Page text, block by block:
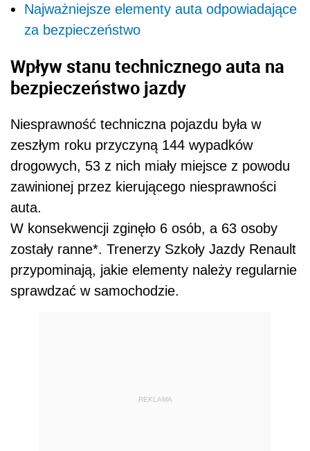
Najważniejsze elementy auta odpowiadające
za bezpieczeństwo
Wpływ stanu technicznego auta na
bezpieczeństwo jazdy
Niesprawność techniczna pojazdu była w
zeszłym roku przyczyną 144 wypadków
drogowych, 53 z nich miały miejsce z powodu
zawinionej przez kierującego niesprawności
auta.
W konsekwencji zginęło 6 osób, a 63 osoby
zostały ranne*. Trenerzy Szkoły Jazdy Renault
przypominają, jakie elementy należy regularnie
sprawdzać w samochodzie.
REKLAMA